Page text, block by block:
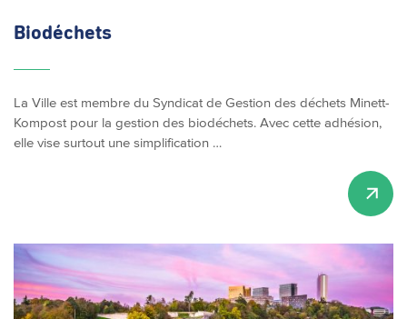
Biodéchets
La Ville est membre du Syndicat de Gestion des déchets Minett-
Kompost pour la gestion des biodéchets. Avec cette adhésion,
elle vise surtout une simplification …